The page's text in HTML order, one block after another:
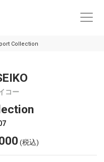
Collection
コー
(税込)